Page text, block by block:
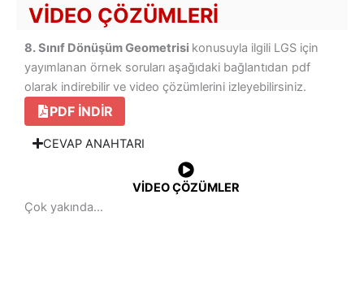
VIDEO ÇÖZÜMLERI
8. Sınıf Dönüşüm Geometrisi konusuyla ilgili LGS için
yayımlanan örnek soruları aşağıdaki bağlantıdan pdf
olarak indirebilir ve video çözümlerini izleyebilirsiniz.
PDF INDIR
CEVAP ANAHTARI
VİDEO ÇÖZÜMLER
Çok yakında…